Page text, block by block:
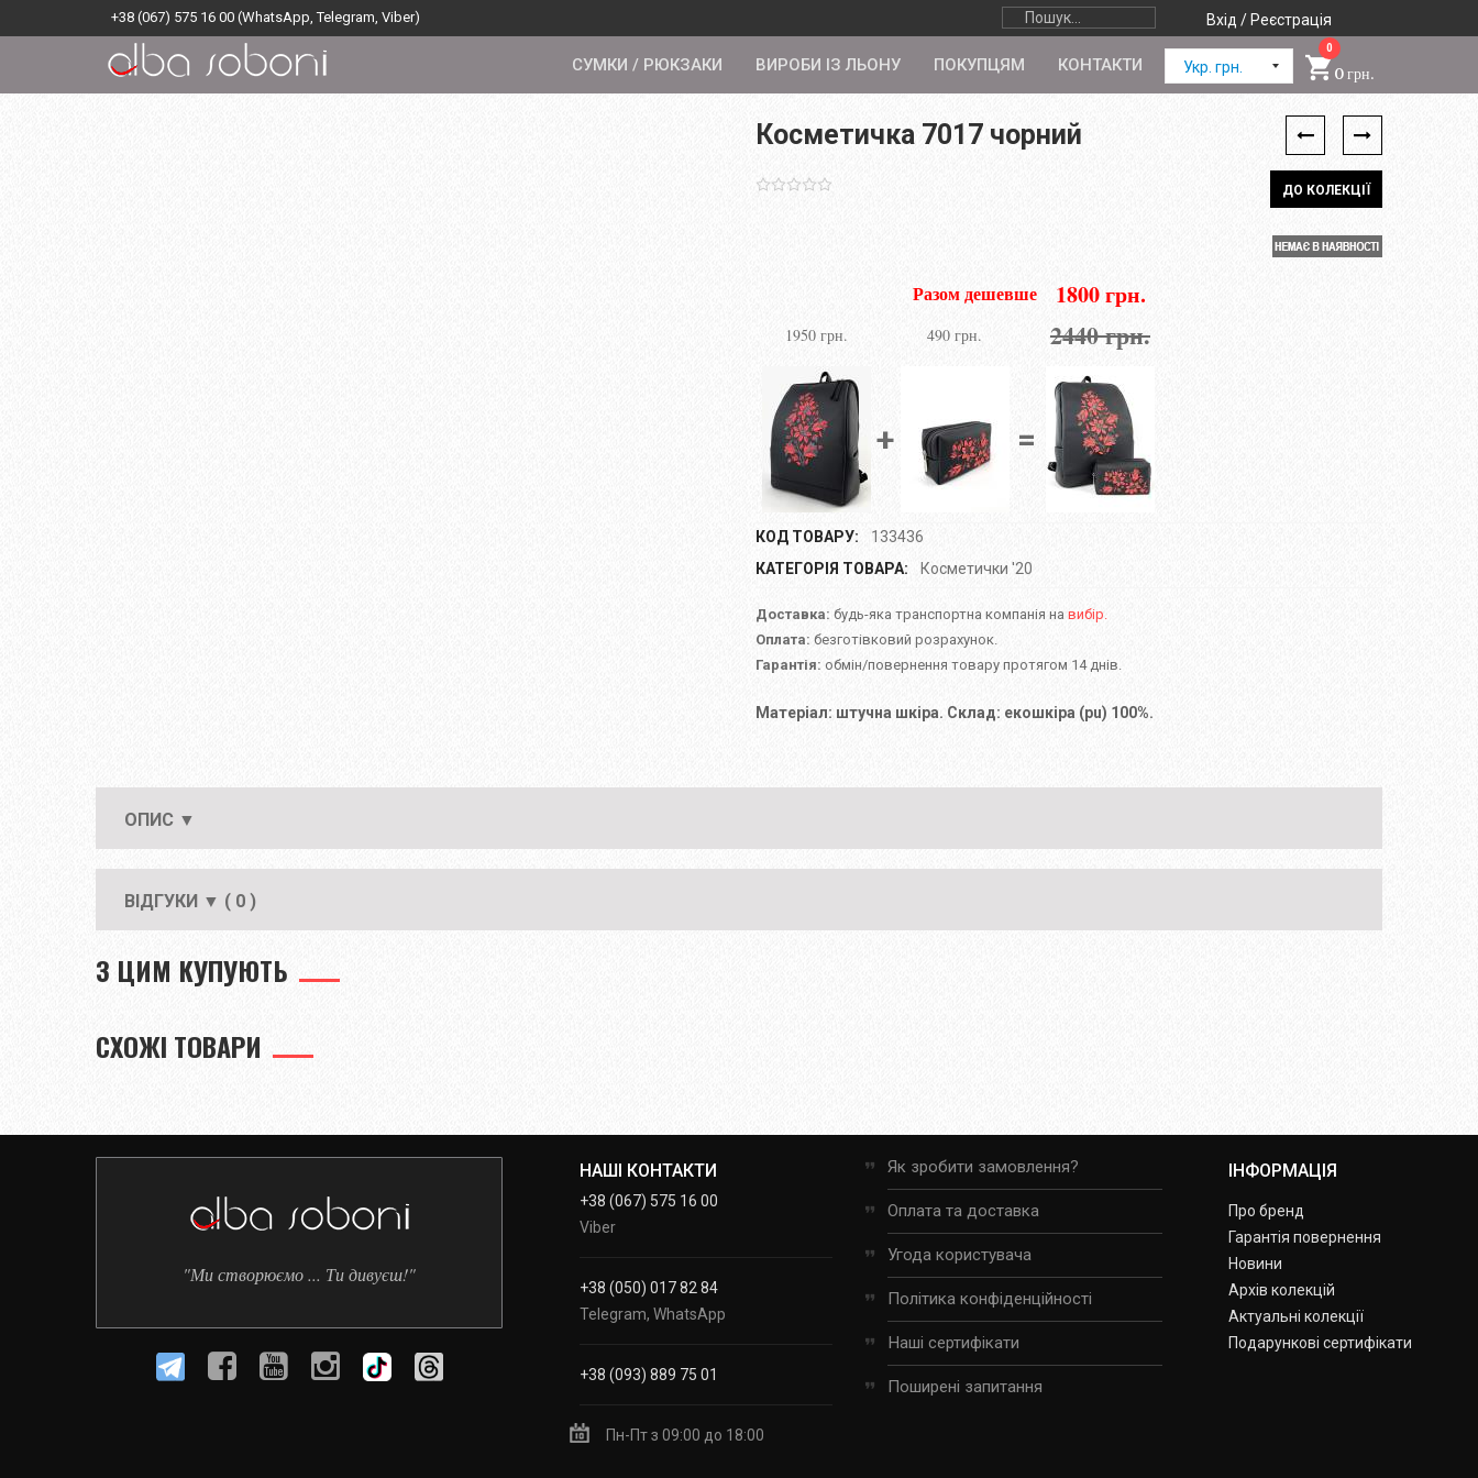
+38 (067) 575 16 00 (WhatsApp, Telegram, Viber) Вхід / Реєстрація
Укр. грн.
0
0 грн.
СУМКИ / РЮКЗАКИ ВИРОБИ ІЗ ЛЬОНУ ПОКУПЦЯМ КОНТАКТИ
ДО КОЛЕКЦІЇ
Косметичка 7017 чорний
Разом дешевше 1800 грн.
1950 грн. 490 грн. 2440 грн.
+ =
КОД ТОВАРУ:
133436
КАТЕГОРІЯ ТОВАРА:
Косметички '20
Доставка: будь-яка транспортна компанія на вибір.
Оплата: безготівковий розрахунок.
Гарантія: обмін/повернення товару протягом 14 днів.
Матеріал: штучна шкіра. Склад: екошкіра (pu) 100%.
ОПИС ▼
ВІДГУКИ ▼ ( 0 )
З ЦИМ КУПУЮТЬ
СХОЖІ ТОВАРИ
"Ми створюємо ... Ти дивуєш!"
НАШІ КОНТАКТИ
+38 (067) 575 16 00
Viber
+38 (050) 017 82 84
Telegram, WhatsApp
+38 (093) 889 75 01
Пн-Пт з 09:00 до 18:00
Як зробити замовлення?
Оплата та доставка
Угода користувача
Політика конфіденційності
Наші сертифікати
Поширені запитання
ІНФОРМАЦІЯ
Про бренд
Гарантія повернення
Новини
Архів колекцій
Актуальні колекції
Подарункові сертифікати